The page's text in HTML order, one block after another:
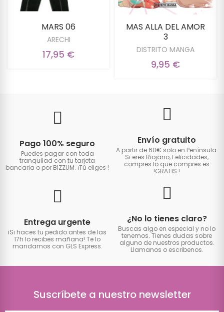
MARS 06
ARECHI
17,95 €
MAS ALLA DEL AMOR
3
DISTRITO MANGA
9,95 €
Pago 100% seguro
Puedes pagar con toda
tranquilad con tu tarjeta
bancaria o por BIZZUM. ¡Tú eliges !
Envío gratuito
A partir de 60€ solo en Península.
Si eres Riojano, Felicidades,
compres lo que compres es
!GRATIS !
Entrega urgente
iSi haces tu pedido antes de las
17h lo recibes mañana! Te lo
mandamos con GLS Express.
¿No lo tienes claro?
Buscas algo en especial y no lo
tenemos. Tienes dudas sobre
alguno de nuestros productos.
Llamanos o escribenos.
Suscríbete a nuestro newsletter